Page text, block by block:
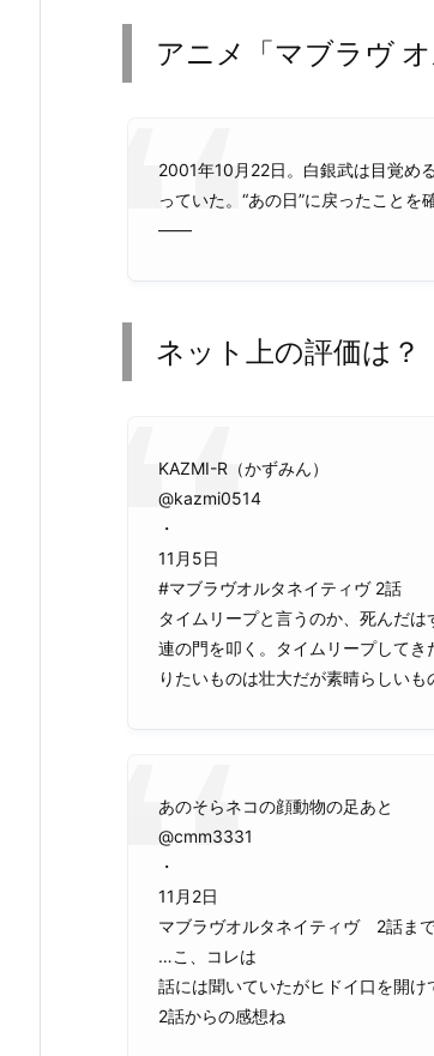
アニメ「マブラヴ
2001年10月22日。白銀武は目覚め
っていた。“あの日”に戻ったこと
――
ネット上の評価は？
KAZMI-R（かずみん）
@kazmi0514
・
11月5日
#マブラヴオルタネイティヴ 2話
タイムリープと言うのか、死んだ
連の門を叩く。タイムリープして
りたいものは壮大だが素晴らしいも
あのそらネコの顔動物の足あと
@cmm3331
・
11月2日
マブラヴオルタネイティヴ 2話ま
…こ、コレは
話には聞いていたがヒドイ口を開け
2話からの感想ね